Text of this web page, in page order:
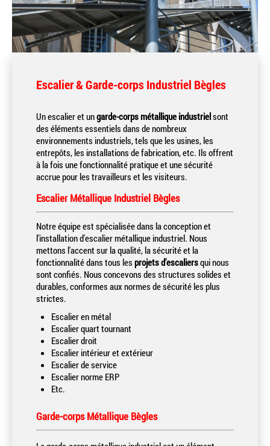
Escalier & Garde-corps Industriel Bègles
Un escalier et ungarde-corps métallique industrielsont
des éléments essentiels dans de nombreux
environnements industriels, tels que les usines, les
entrepôts, les installations de fabrication, etc. Ils offrent
à la fois une fonctionnalité pratique et une sécurité
accrue pour les travailleurs et les visiteurs.
Escalier Métallique Industriel Bègles
Notre équipe est spécialisée dans la conception et
l'installation d'escalier métallique industriel. Nous
mettons l'accent sur la qualité, la sécurité et la
fonctionnalité dans tous les projets d'escaliersqui nous
sont confiés. Nous concevons des structures solides et
durables, conformes aux normes de sécurité les plus
strictes.
Escalier en métal
Escalier quart tournant
Escalier droit
Escalier intérieur et extérieur
Escalier de service
Escalier norme ERP
Etc.
Garde-corps Métallique Bègles